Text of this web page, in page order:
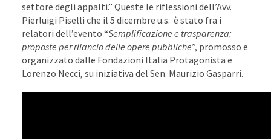
settore degli appalti.” Queste le riflessioni dell’Avv.
Pierluigi Piselli che il 5 dicembre u.s. è stato fra i
relatori dell’evento “Semplificazione e trasparenza:
proposte per rilancio delle opere pubbliche”, promosso e
organizzato dalle Fondazioni Italia Protagonista e
Lorenzo Necci, su iniziativa del Sen. Maurizio Gasparri.